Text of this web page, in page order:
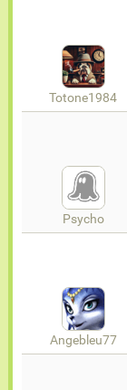
Totone1984
Psycho
Angebleu77